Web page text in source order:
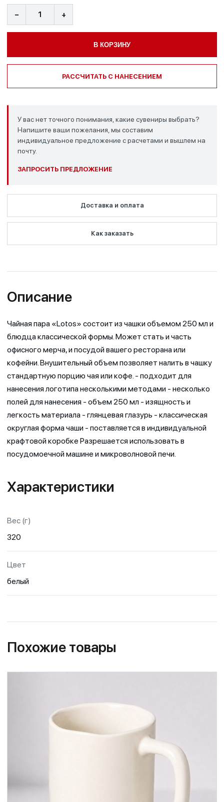
− +
В КОРЗИНУ
РАССЧИТАТЬ С НАНЕСЕНИЕМ
У вас нет точного понимания, какие сувениры выбрать?
Напишите ваши пожелания, мы составим
индивидуальное предложение с расчетами и вышлем на
почту.
ЗАПРОСИТЬ ПРЕДЛОЖЕНИЕ
Доставка и оплата
Как заказать
Описание
Чайная пара «Lotos» состоит из чашки объемом 250 мл и
блюдца классической формы. Может стать и часть
офисного мерча, и посудой вашего ресторана или
кофейни. Внушительный объем позволяет налить в чашку
стандартную порцию чая или кофе. - подходит для
нанесения логотипа несколькими методами - несколько
полей для нанесения - объем 250 мл - изящность и
легкость материала - глянцевая глазурь - классическая
округлая форма чаши - поставляется в индивидуальной
крафтовой коробке Разрешается использовать в
посудомоечной машине и микроволновой печи.
Характеристики
Вес (г)
320
Цвет
белый
Похожие товары